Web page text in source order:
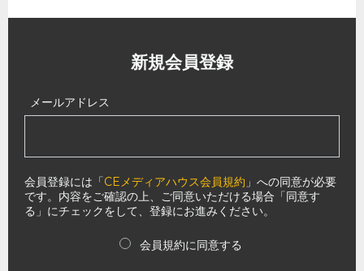
新規会員登録
メールアドレス
会員登録には「CEメディアハウス会員規約 」への同意が必要
です。内容をご確認の上、ご同意いただける場合「同意す
る」にチェックをして、登録にお進みください。
会員規約に同意する